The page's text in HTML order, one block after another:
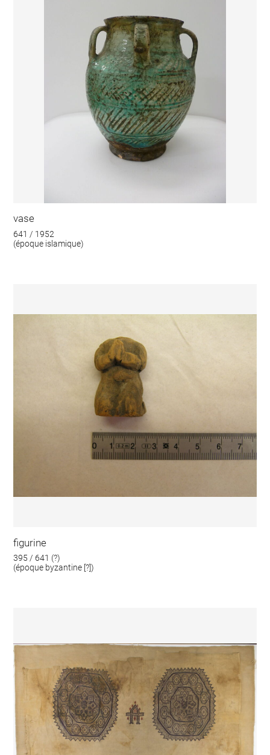
vase
641 / 1952
(époque islamique)
figurine
395 / 641 (?)
(époque byzantine [?])